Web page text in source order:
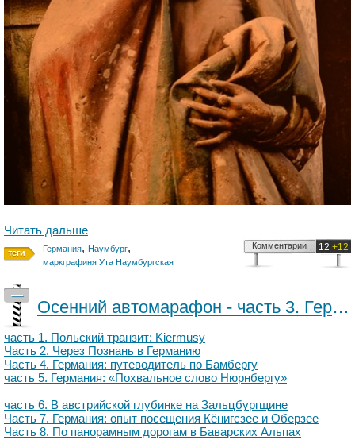
Читать дальше
Германия, Наумбург,
маркграфиня Ута Наумбургская
12 +12
Комментарии
—
Осенний автомарафон - часть 3. Германия: Наумбург
часть 1. Польский транзит: Kiermusy
Часть 2. Через Познань в Германию
Часть 4. Германия: путеводитель по Бамбергу
часть 5. Германия: «Похвальное слово Нюрнбергу»
часть 6. В австрийской глубинке на Зальцбургщине
Часть 7. Германия: опыт посещения Кёнигсзее и Оберзее
Часть 8. По панорамным дорогам в Баварских Альпах